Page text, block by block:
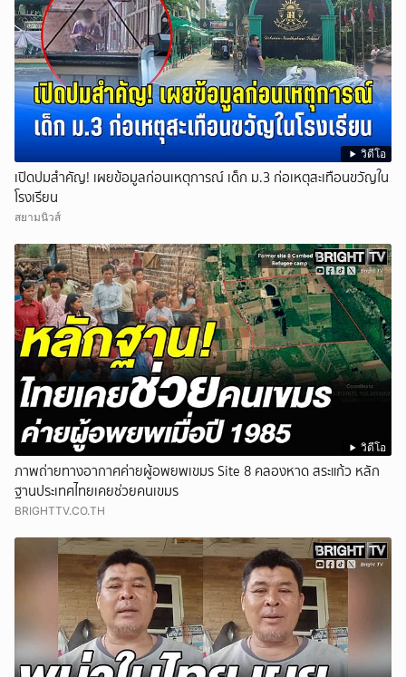
วิดีโอ
เปิดปมสำคัญ! เผยข้อมูลก่อนเหตุการณ์ เด็ก ม.3 ก่อเหตุสะเทือนขวัญใน
โรงเรียน
สยามนิวส์
วิดีโอ
ภาพถ่ายทางอากาศค่ายผู้อพยพเขมร Site 8 คลองหาด สระแก้ว หลัก
ฐานประเทศไทยเคยช่วยคนเขมร
BRIGHTTV.CO.TH